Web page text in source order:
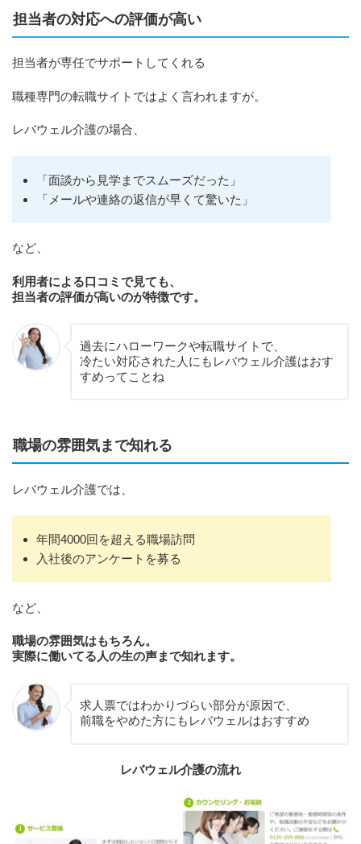
担当者の対応への評価が高い
担当者が専任でサポートしてくれる
職種専門の転職サイトではよく言われますが。
レバウェル介護の場合、
「面談から見学までスムーズだった」
「メールや連絡の返信が早くて驚いた」
など、
利用者による口コミで見ても、
担当者の評価が高いのが特徴です。
過去にハローワークや転職サイトで、
冷たい対応された人にもレバウェル介護はおす
すめってことね
職場の雰囲気まで知れる
レバウェル介護では、
年間4000回を超える職場訪問
入社後のアンケートを募る
など、
職場の雰囲気はもちろん。
実際に働いてる人の生の声まで知れます。
求人票ではわかりづらい部分が原因で、
前職をやめた方にもレバウェルはおすすめ
レバウェル介護の流れ